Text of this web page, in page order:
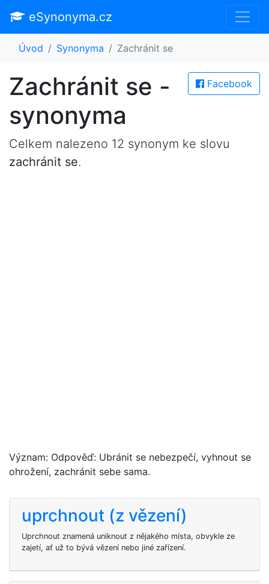
eSynonyma.cz
Úvod Synonyma Zachránit se
Facebook
Zachránit se -
synonyma
Celkem nalezeno 12 synonym ke slovu
zachránit se.
Význam: Odpověď: Ubránit se nebezpečí, vyhnout se
ohrožení, zachránit sebe sama.
uprchnout (z vězení)
Uprchnout znamená uniknout z nějakého místa, obvykle ze
zajetí, ať už to bývá vězení nebo jiné zařízení.